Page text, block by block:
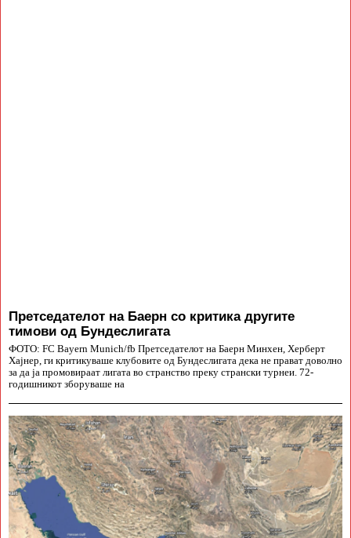
Претседателот на Баерн со критика другите
тимови од Бундеслигата
ФОТО: FC Bayern Munich/fb Претседателот на Баерн Минхен, Херберт
Хајнер, ги критикуваше клубовите од Бундеслигата дека не прават доволно
за да ја промовираат лигата во странство преку странски турнеи. 72-
годишникот зборуваше на